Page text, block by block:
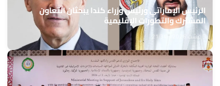
الرئيس الإماراتي ورئيس وزراء كندا يبحثان التعاون
المشترك والتطورات الإقليمية
5 غشت 2026 - 21:34